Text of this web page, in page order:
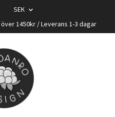
SEK
1450kr / Leverans 1-3 dagar